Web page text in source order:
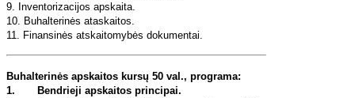
9. Inventorizacijos apskaita.
10. Buhalterinės ataskaitos.
11. Finansinės atskaitomybės dokumentai.
Buhalterinės apskaitos kursų 50 val., programa:
1. Bendrieji apskaitos principai.